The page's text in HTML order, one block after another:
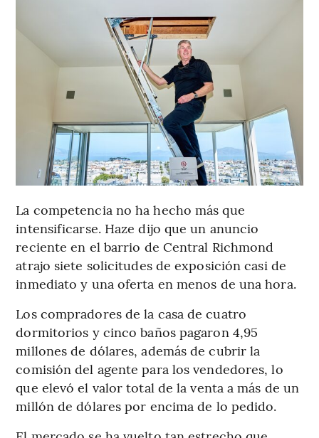
La competencia no ha hecho más que
intensificarse. Haze dijo que un anuncio
reciente en el barrio de Central Richmond
atrajo siete solicitudes de exposición casi de
inmediato y una oferta en menos de una hora.
Los compradores de la casa de cuatro
dormitorios y cinco baños pagaron 4,95
millones de dólares, además de cubrir la
comisión del agente para los vendedores, lo
que elevó el valor total de la venta a más de un
millón de dólares por encima de lo pedido.